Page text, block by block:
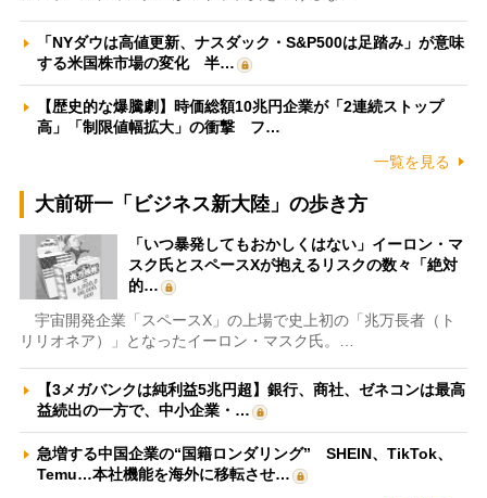
「NYダウは高値更新、ナスダック・S&P500は足踏み」が意味
する米国株市場の変化 半…
【歴史的な爆騰劇】時価総額10兆円企業が「2連続ストップ
高」「制限値幅拡大」の衝撃 フ…
一覧を見る
大前研一「ビジネス新大陸」の歩き方
「いつ暴発してもおかしくはない」イーロン・マ
スク氏とスペースXが抱えるリスクの数々「絶対
的…
宇宙開発企業「スペースX」の上場で史上初の「兆万長者（ト
リリオネア）」となったイーロン・マスク氏。…
【3メガバンクは純利益5兆円超】銀行、商社、ゼネコンは最高
益続出の一方で、中小企業・…
急増する中国企業の“国籍ロンダリング” SHEIN、TikTok、
Temu…本社機能を海外に移転させ…